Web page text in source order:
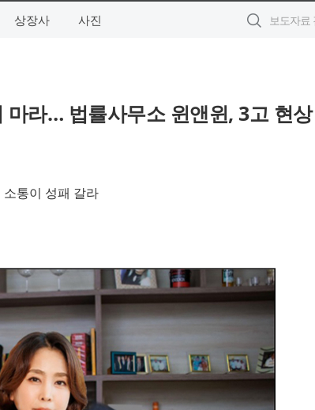
상장사 사진
라… 법률사무소 윈앤윈, 3고 현상
소통이 성패 갈라